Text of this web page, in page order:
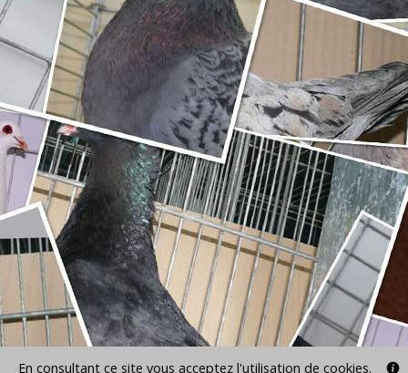
En consultant ce site vous acceptez l'utilisation de cookies.